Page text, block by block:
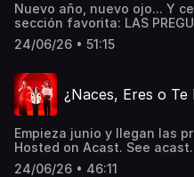
Nuevo año, nuevo ojo... Y
sección favorita: LAS
on Acast. See acast.com/
24/06/26 • 51:15
¿Naces, Eres o Te
Empieza junio y llegan las
Hosted on Acast. See
information.
24/06/26 • 46:11